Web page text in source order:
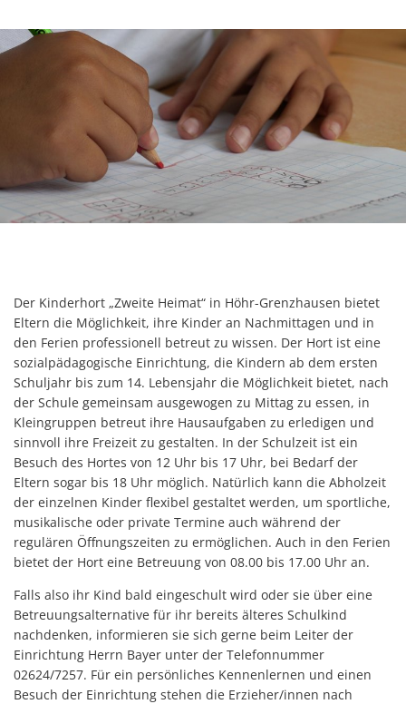
Der Kinderhort „Zweite Heimat“ in Höhr-Grenzhausen bietet
Eltern die Möglichkeit, ihre Kinder an Nachmittagen und in
den Ferien professionell betreut zu wissen. Der Hort ist eine
sozialpädagogische Einrichtung, die Kindern ab dem ersten
Schuljahr bis zum 14. Lebensjahr die Möglichkeit bietet, nach
der Schule gemeinsam ausgewogen zu Mittag zu essen, in
Kleingruppen betreut ihre Hausaufgaben zu erledigen und
sinnvoll ihre Freizeit zu gestalten. In der Schulzeit ist ein
Besuch des Hortes von 12 Uhr bis 17 Uhr, bei Bedarf der
Eltern sogar bis 18 Uhr möglich. Natürlich kann die Abholzeit
der einzelnen Kinder flexibel gestaltet werden, um sportliche,
musikalische oder private Termine auch während der
regulären Öffnungszeiten zu ermöglichen. Auch in den Ferien
bietet der Hort eine Betreuung von 08.00 bis 17.00 Uhr an.
Falls also ihr Kind bald eingeschult wird oder sie über eine
Betreuungsalternative für ihr bereits älteres Schulkind
nachdenken, informieren sie sich gerne beim Leiter der
Einrichtung Herrn Bayer unter der Telefonnummer
02624/7257. Für ein persönliches Kennenlernen und einen
Besuch der Einrichtung stehen die Erzieher/innen nach